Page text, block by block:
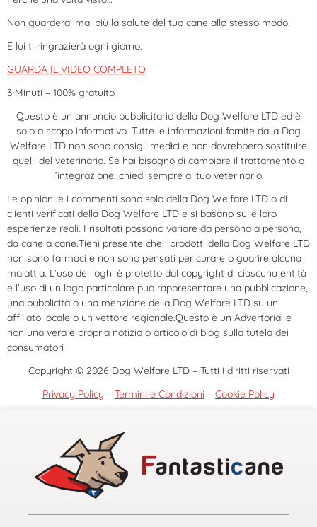
Non guarderai mai più la salute del tuo cane allo stesso modo.
E lui ti ringrazierà ogni giorno.
GUARDA IL VIDEO COMPLETO
3 Minuti – 100% gratuito
Questo è un annuncio pubblicitario della Dog Welfare LTD ed è
solo a scopo informativo. Tutte le informazioni fornite dalla Dog
Welfare LTD non sono consigli medici e non dovrebbero sostituire
quelli del veterinario. Se hai bisogno di cambiare il trattamento o
l’integrazione, chiedi sempre al tuo veterinario.
Le opinioni e i commenti sono solo della Dog Welfare LTD o di
clienti verificati della Dog Welfare LTD e si basano sulle loro
esperienze reali. I risultati possono variare da persona a persona,
da cane a cane.Tieni presente che i prodotti della Dog Welfare LTD
non sono farmaci e non sono pensati per curare o guarire alcuna
malattia. L’uso dei loghi è protetto dal copyright di ciascuna entità
e l’uso di un logo particolare può rappresentare una pubblicazione,
una pubblicità o una menzione della Dog Welfare LTD su un
affiliato locale o un vettore regionale.Questo è un Advertorial e
non una vera e propria notizia o articolo di blog sulla tutela dei
consumatori
Copyright © 2026 Dog Welfare LTD – Tutti i diritti riservati
Privacy Policy – Termini e Condizioni – Cookie Policy